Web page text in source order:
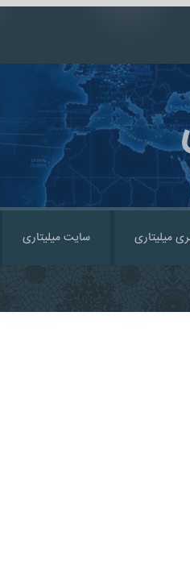
میلیتاری سایت میلیتاری